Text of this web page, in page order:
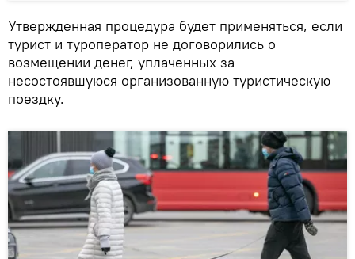
Утвержденная процедура будет применяться, если
турист и туроператор не договорились о
возмещении денег, уплаченных за
несостоявшуюся организованную туристическую
поездку.